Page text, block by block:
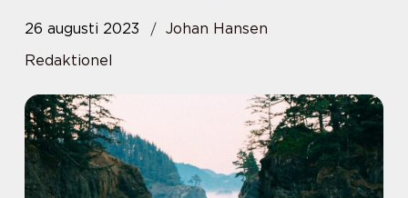
26 augusti 2023
Johan Hansen
Redaktionel